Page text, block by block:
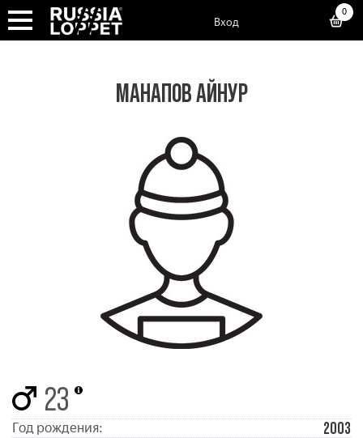
Вход
0
МАНАПОВ АЙНУР
23
Год рождения: 2003